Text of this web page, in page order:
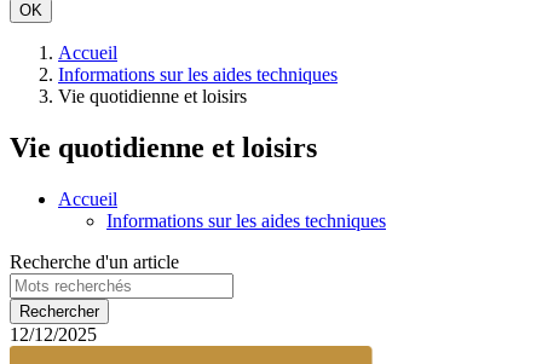
OK
Accueil
Informations sur les aides techniques
Vie quotidienne et loisirs
Vie quotidienne et loisirs
Accueil
Informations sur les aides techniques
Recherche d'un article
12/12/2025